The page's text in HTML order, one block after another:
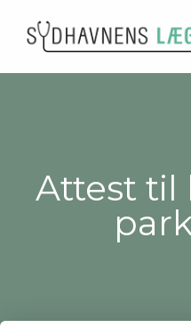
Attest til